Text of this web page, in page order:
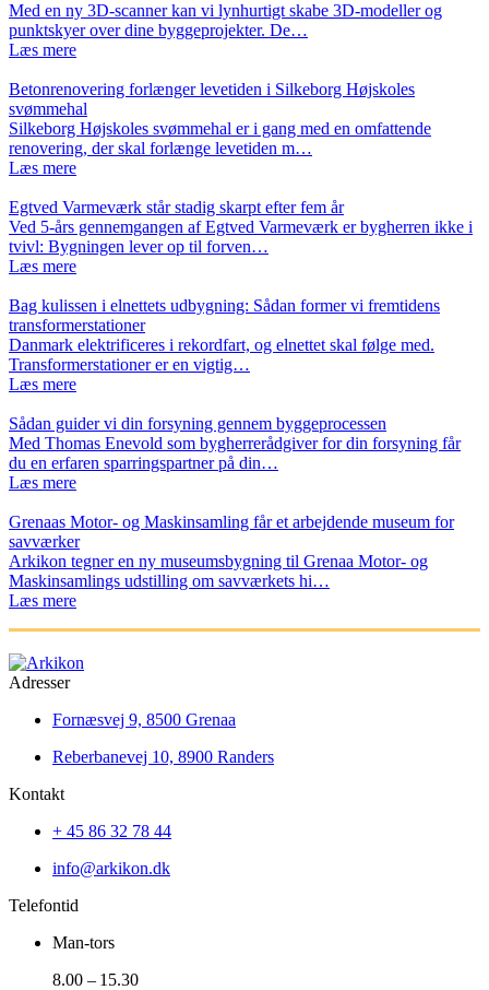
Med en ny 3D-scanner kan vi lynhurtigt skabe 3D-modeller og
punktskyer over dine byggeprojekter. De…
Læs mere
Betonrenovering forlænger levetiden i Silkeborg Højskoles
svømmehal
Silkeborg Højskoles svømmehal er i gang med en omfattende
renovering, der skal forlænge levetiden m…
Læs mere
Egtved Varmeværk står stadig skarpt efter fem år
Ved 5-års gennemgangen af Egtved Varmeværk er bygherren ikke i
tvivl: Bygningen lever op til forven…
Læs mere
Bag kulissen i elnettets udbygning: Sådan former vi fremtidens
transformerstationer
Danmark elektrificeres i rekordfart, og elnettet skal følge med.
Transformerstationer er en vigtig…
Læs mere
Sådan guider vi din forsyning gennem byggeprocessen
Med Thomas Enevold som bygherrerådgiver for din forsyning får
du en erfaren sparringspartner på din…
Læs mere
Grenaas Motor- og Maskinsamling får et arbejdende museum for
savværker
Arkikon tegner en ny museumsbygning til Grenaa Motor- og
Maskinsamlings udstilling om savværkets hi…
Læs mere
Adresser
Fornæsvej 9, 8500 Grenaa
Reberbanevej 10, 8900 Randers
Kontakt
+ 45 86 32 78 44
info@arkikon.dk
Telefontid
Man-tors
8.00 – 15.30